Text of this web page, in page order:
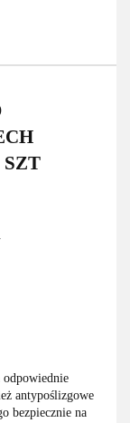
SZT
odpowiednie
antypoślizgowe
bezpiecznie na